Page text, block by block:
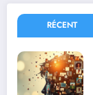
RÉCENT